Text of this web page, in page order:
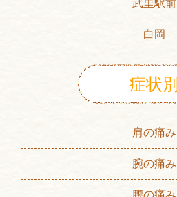
武里駅前
白岡
症状別
肩の痛み
腕の痛み